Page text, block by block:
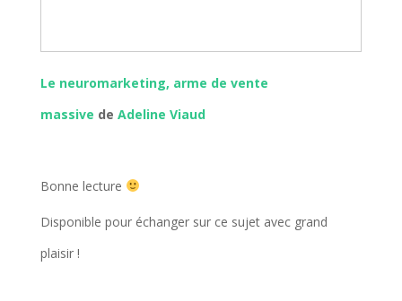
Le neuromarketing, arme de vente
massive de Adeline Viaud
Bonne lecture
Disponible pour échanger sur ce sujet avec grand
plaisir !